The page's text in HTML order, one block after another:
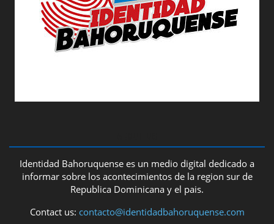
Identidad Bahoruquense es un medio digital dedicado a
informar sobre los acontecimientos de la region sur de
Republica Dominicana y el pais.
Contact us: contacto@identidadbahoruquense.com